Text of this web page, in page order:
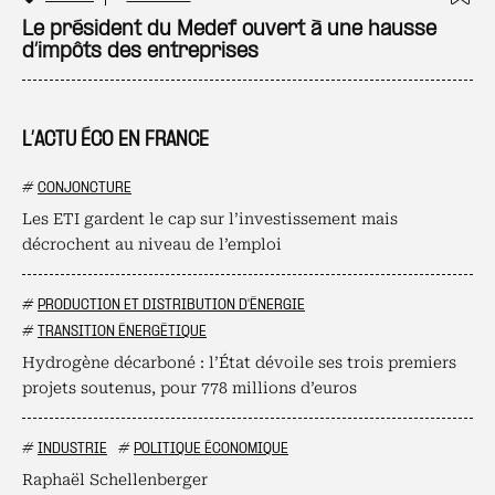
L’ACTU ÉCO EN FRANCE
# CONJONCTURE
Les ETI gardent le cap sur l’investissement mais
décrochent au niveau de l’emploi
# PRODUCTION ET DISTRIBUTION D'ÉNERGIE
# TRANSITION ÉNERGÉTIQUE
Hydrogène décarboné : l’État dévoile ses trois premiers
projets soutenus, pour 778 millions d’euros
# INDUSTRIE # POLITIQUE ÉCONOMIQUE
Raphaël Schellenberger
Le président du Medef ouvert à une hausse
d’impôts des entreprises